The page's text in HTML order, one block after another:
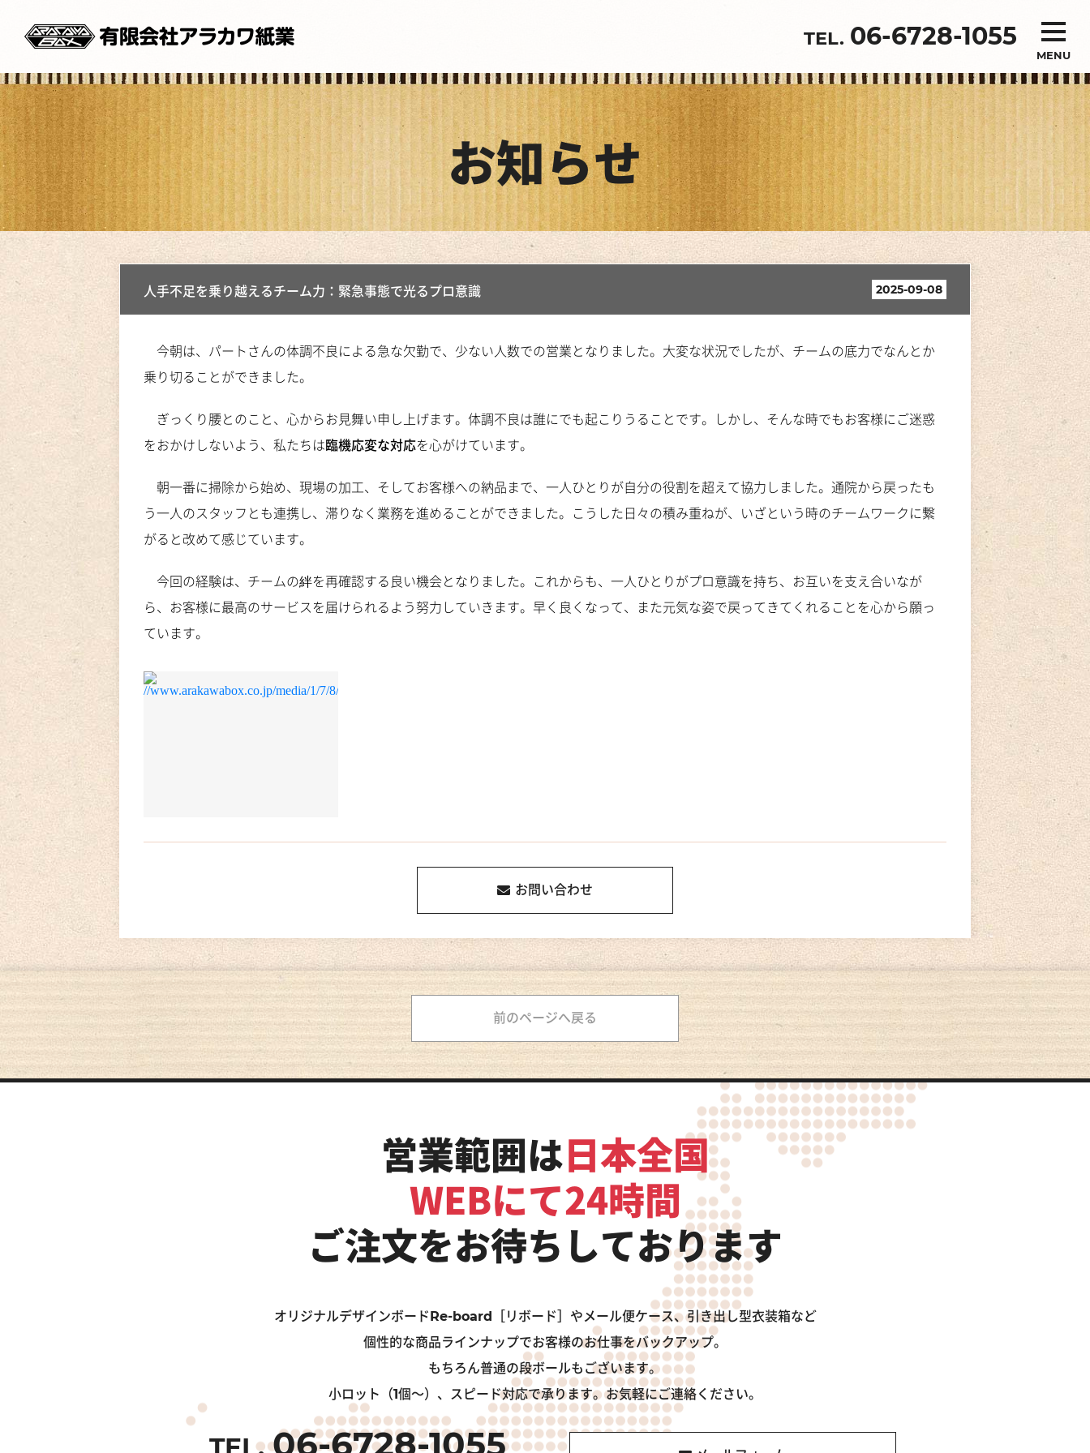
06-6728-1055
MENU
お知らせ
人手不足を乗り越えるチーム力：緊急事態で光るプロ意識 2025-09-08
今朝は、パートさんの体調不良による急な欠勤で、少ない人数での営業となりました。大変な状況でしたが、チームの底力でなんとか
乗り切ることができました。
ぎっくり腰とのこと、心からお見舞い申し上げます。体調不良は誰にでも起こりうることです。しかし、そんな時でもお客様にご迷惑
をおかけしないよう、私たちは臨機応変な対応を心がけています。
朝一番に掃除から始め、現場の加工、そしてお客様への納品まで、一人ひとりが自分の役割を超えて協力しました。通院から戻ったも
う一人のスタッフとも連携し、滞りなく業務を進めることができました。こうした日々の積み重ねが、いざという時のチームワークに繋
がると改めて感じています。
今回の経験は、チームの絆を再確認する良い機会となりました。これからも、一人ひとりがプロ意識を持ち、お互いを支え合いなが
ら、お客様に最高のサービスを届けられるよう努力していきます。早く良くなって、また元気な姿で戻ってきてくれることを心から願っ
ています。
お問い合わせ
前のページへ戻る
営業範囲は日本全国
WEBにて24時間
ご注文をお待ちしております
オリジナルデザインボードRe-board［リボード］やメール便ケース、引き出し型衣装箱など
個性的な商品ラインナップでお客様のお仕事をバックアップ。
もちろん普通の段ボールもございます。
小ロット（1個～）、スピード対応で承ります。お気軽にご連絡ください。
06-6728-1055